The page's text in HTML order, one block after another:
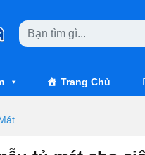
Trang Chủ